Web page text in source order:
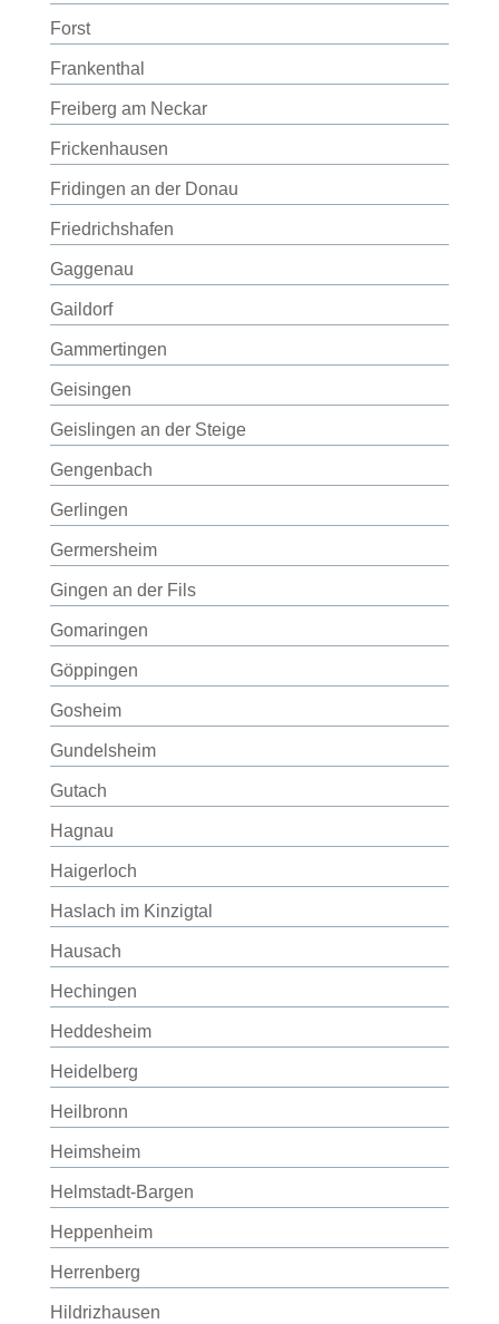
Forst
Frankenthal
Freiberg am Neckar
Frickenhausen
Fridingen an der Donau
Friedrichshafen
Gaggenau
Gaildorf
Gammertingen
Geisingen
Geislingen an der Steige
Gengenbach
Gerlingen
Germersheim
Gingen an der Fils
Gomaringen
Göppingen
Gosheim
Gundelsheim
Gutach
Hagnau
Haigerloch
Haslach im Kinzigtal
Hausach
Hechingen
Heddesheim
Heidelberg
Heilbronn
Heimsheim
Helmstadt-Bargen
Heppenheim
Herrenberg
Hildrizhausen